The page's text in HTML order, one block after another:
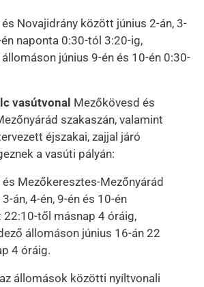
Novajidrány között június 2-án, 3-
én naponta 0:30-tól 3:20-ig,
június 9-én és 10-én 0:30-
vasútvonal Mezőkövesd és
szakaszán, valamint
éjszakai, zajjal járó
a vasúti pályán:
Mezőkeresztes-Mezőnyárád
án, 4-én, 9-én és 10-én
22:10-től másnap 4 óráig,
állomáson június 16-án 22
4 óráig.
állomások közötti nyíltvonali